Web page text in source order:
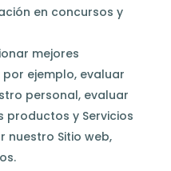
en concursos y
mejores
ejemplo, evaluar
personal, evaluar
productos y Servicios
nuestro Sitio web,